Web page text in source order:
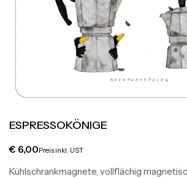
ESPRESSOKÖNIGE
€ 6,00Preis inkl. UST
Kühlschrankmagnete, vollflächig